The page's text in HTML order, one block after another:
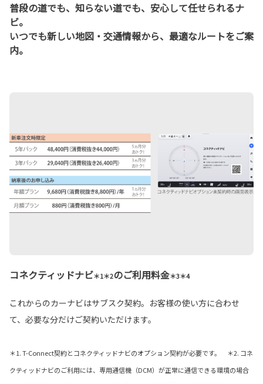
普段の道でも、知らない道でも、安心して任せられるナ
ビ。
いつでも新しい地図・交通情報から、最適なルートをご案
内。
コネクティッドナビ＊1＊2のご利用料金＊3＊4
これからのカーナビはサブスク契約。お客様の使い方に合わせ
て、必要な分だけご契約いただけます。
＊1. T-Connect契約とコネクティッドナビのオプション契約が必要です。 ＊2. コネ
クティッドナビのご利用には、専用通信機（DCM）が正常に通信できる環境の場合